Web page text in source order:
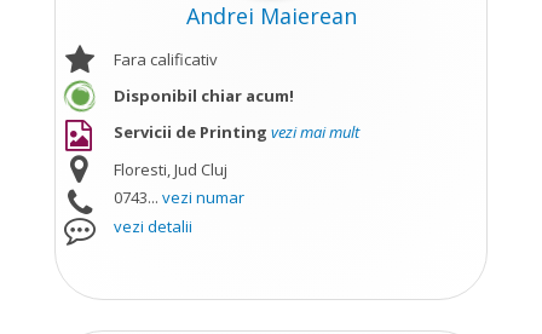
Andrei Maierean
Fara calificativ
Disponibil chiar acum!
Servicii de Printing vezi mai mult
Floresti, Jud Cluj
0743... vezi numar
vezi detalii